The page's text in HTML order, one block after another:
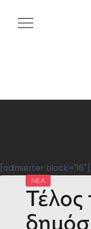
[adinserter block="16"]
ΝΕΑ
Τέλος